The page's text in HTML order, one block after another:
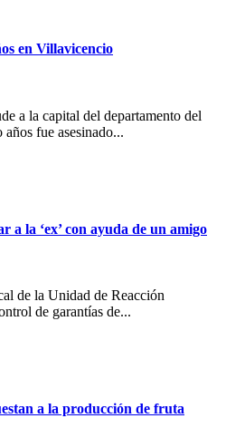
en Villavicencio
a la capital del departamento del
fue asesinado...
a la ‘ex’ con ayuda de un amigo
de la Unidad de Reacción
de garantías de...
a la producción de fruta